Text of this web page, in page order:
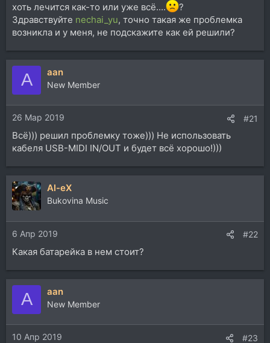
хоть лечится как-то или уже всё....
?
Здравствуйте nechai_yu, точно такая же проблемка
возникла и у меня, не подскажите как ей решили?
A aan
New Member
26 Мар 2019 #21
Всё))) решил проблемку тоже))) Не использовать
кабеля USB-MIDI IN/OUT и будет всё хорошо!)))
Al-eX
Bukovina Music
6 Апр 2019 #22
Какая батарейка в нем стоит?
A aan
New Member
10 Апр 2019 #23